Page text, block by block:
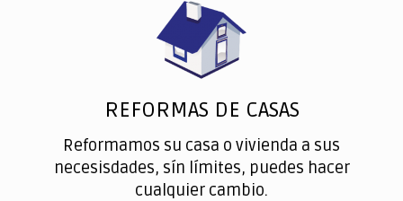
REFORMAS DE CASAS
Reformamos su casa o vivienda a sus
necesisdades, sín límites, puedes hacer
cualquier cambio.